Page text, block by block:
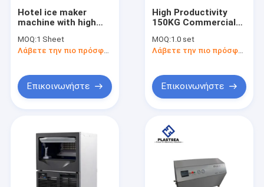
επαφή
Κατασκευαστής παγωτού με σφαιρίδια
υπαίθριος κατασκευαστής πάγου
βιομηχανικός κατασκευαστής πάγου
Hotel ice maker
machine with high
factory custom
commercial
maker
MOQ:1 Sheet
Λάβετε την πιο πρόσφατη τιμή
Επικοινωνήστε
High Productivity
150KG Commercial
Equipments Nugget
Block Diamond
Ice Maker
MOQ:1.0 set
Λάβετε την πιο πρόσφατη τιμή
Επικοινωνήστε